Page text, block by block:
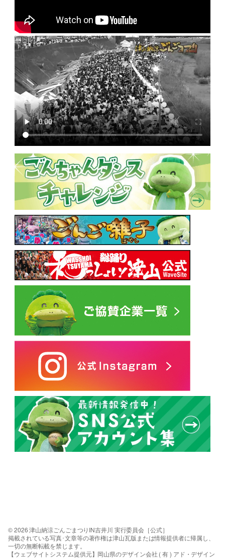
© 2026 津山納涼ごんごまつりIN吉井川 実行委員会［公式］
掲載されている写真･文章等の著作権は津山瓦版または情報提供者に帰属し、
一切の無断転載を禁じます。
【ウェブサイトシステム提供元】岡山県のデザイン会社 ( 有 ) アド・デザイン